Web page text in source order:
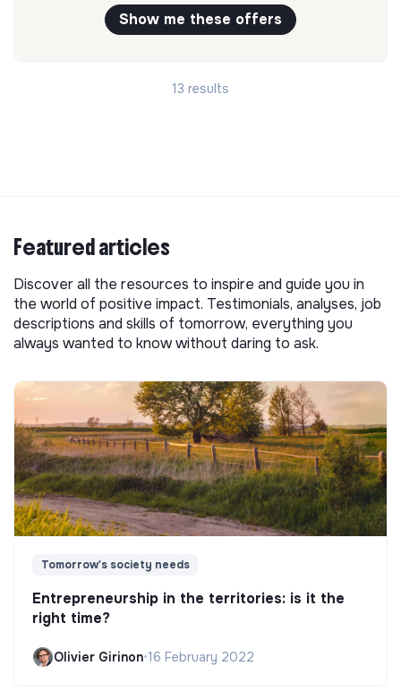
Show me these offers
13 results
Featured articles
Discover all the resources to inspire and guide you in
the world of positive impact. Testimonials, analyses, job
descriptions and skills of tomorrow, everything you
always wanted to know without daring to ask.
Tomorrow's society needs
Entrepreneurship in the territories: is it the
right time?
Olivier Girinon•16 February 2022